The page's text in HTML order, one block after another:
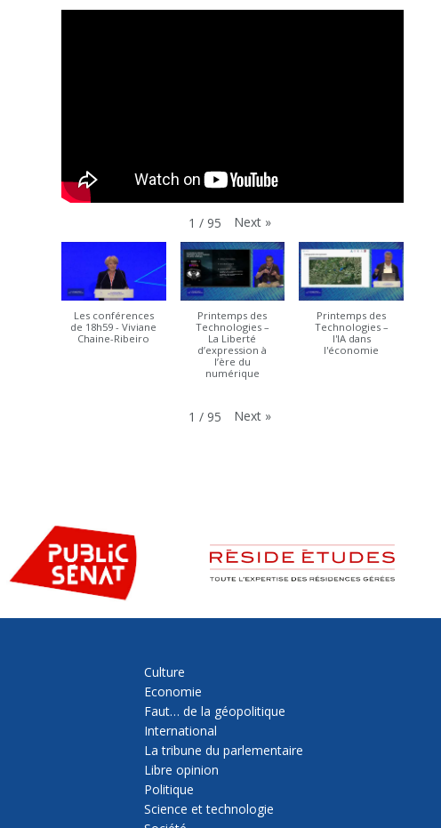
1 / 95 Next »
Les conférences
de 18h59 - Viviane
Chaine-Ribeiro
Printemps des
Technologies –
La Liberté
d’expression à
l’ère du
numérique
Printemps des
Technologies –
l'IA dans
l'économie
1 / 95 Next »
Culture
Economie
Faut… de la géopolitique
International
La tribune du parlementaire
Libre opinion
Politique
Science et technologie